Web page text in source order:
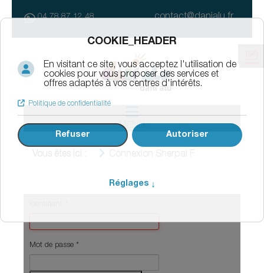
04 78 87 12 48 contact@danialu.fr
MENU
Vous êtes ici :
Mot de passe *